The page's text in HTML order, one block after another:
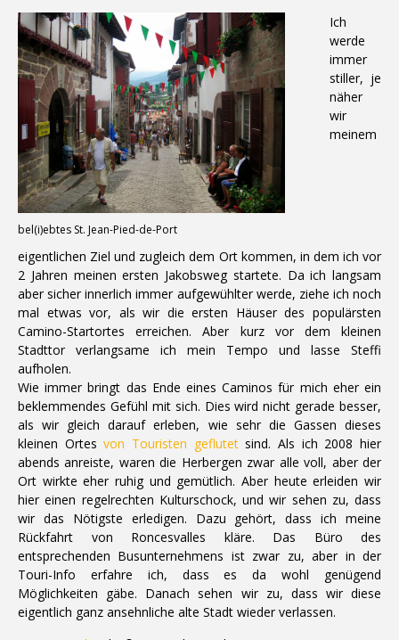
bel(i)ebtes St. Jean-Pied-de-Port
Ich
werde
immer
stiller, je
näher
wir
meinem
eigentlichen Ziel und zugleich dem Ort kommen, in dem ich vor
2 Jahren meinen ersten Jakobsweg startete. Da ich langsam
aber sicher innerlich immer aufgewühlter werde, ziehe ich noch
mal etwas vor, als wir die ersten Häuser des populärsten
Camino-Startortes erreichen. Aber kurz vor dem kleinen
Stadttor verlangsame ich mein Tempo und lasse Steffi
aufholen.
Wie immer bringt das Ende eines Caminos für mich eher ein
beklemmendes Gefühl mit sich. Dies wird nicht gerade besser,
als wir gleich darauf erleben, wie sehr die Gassen dieses
kleinen Ortesvon Touristen geflutetsind. Als ich 2008 hier
abends anreiste, waren die Herbergen zwar alle voll, aber der
Ort wirkte eher ruhig und gemütlich. Aber heute erleiden wir
hier einen regelrechten Kulturschock, und wir sehen zu, dass
wir das Nötigste erledigen. Dazu gehört, dass ich meine
Rückfahrt von Roncesvalles kläre. Das Büro des
entsprechenden Busunternehmens ist zwar zu, aber in der
Touri-Info erfahre ich, dass es da wohl genügend
Möglichkeiten gäbe. Danach sehen wir zu, dass wir diese
eigentlich ganz ansehnliche alte Stadt wieder verlassen.